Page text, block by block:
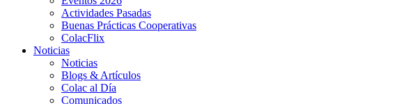
Actividades Pasadas
Buenas Prácticas Cooperativas
ColacFlix
Noticias
Noticias
Blogs & Artículos
Colac al Día
Comunicados